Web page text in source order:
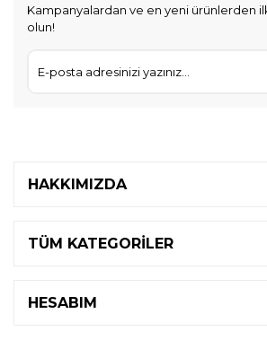
Kampanyalardan ve en yeni ürünlerden
olun!
HAKKIMIZDA
TÜM KATEGORİLER
HESABIM